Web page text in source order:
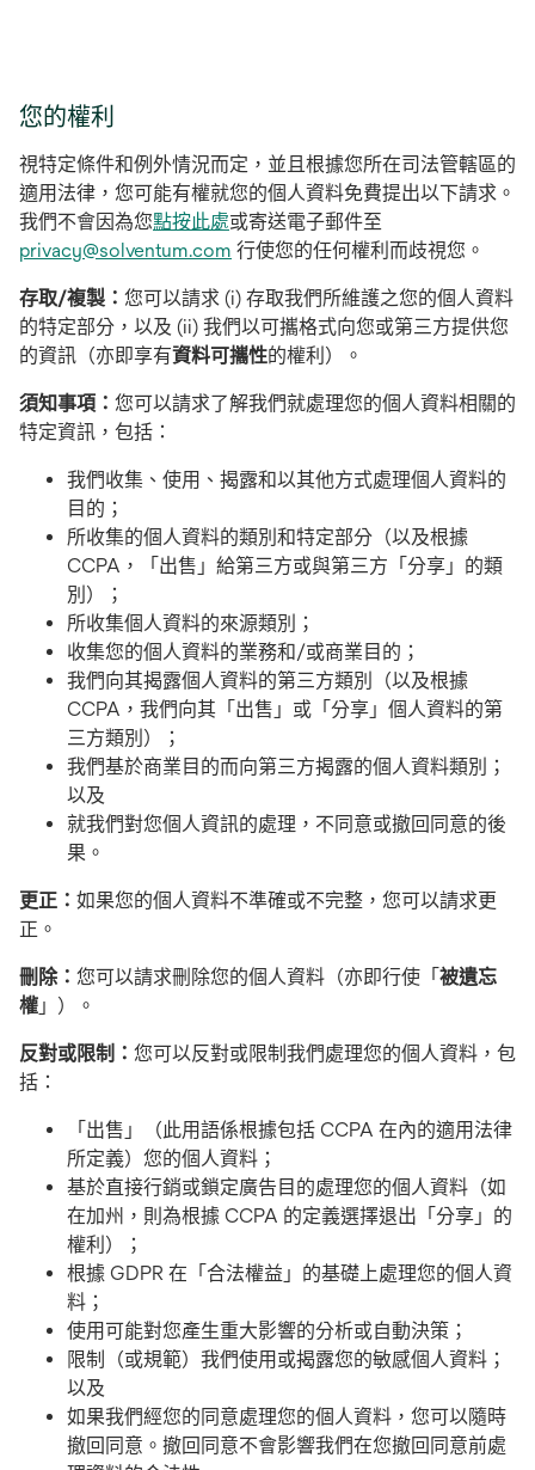
您的權利
視特定條件和例外情況而定，並且根據您所在司法管轄區的
適用法律，您可能有權就您的個人資料免費提出以下請求。
我們不會因為您點按此處或寄送電子郵件至
privacy@solventum.com 行使您的任何權利而歧視您。
存取/複製： 您可以請求 (i) 存取我們所維護之您的個人資料
的特定部分，以及 (ii) 我們以可攜格式向您或第三方提供您
的資訊（亦即享有資料可攜性的權利）。
須知事項： 您可以請求了解我們就處理您的個人資料相關的
特定資訊，包括：
我們收集、使用、揭露和以其他方式處理個人資料的
目的；
所收集的個人資料的類別和特定部分（以及根據
CCPA，「出售」給第三方或與第三方「分享」的類
別）；
所收集個人資料的來源類別；
收集您的個人資料的業務和/或商業目的；
我們向其揭露個人資料的第三方類別（以及根據
CCPA，我們向其「出售」或「分享」個人資料的第
三方類別）；
我們基於商業目的而向第三方揭露的個人資料類別；
以及
就我們對您個人資訊的處理，不同意或撤回同意的後
果。
更正： 如果您的個人資料不準確或不完整，您可以請求更
正。
刪除： 您可以請求刪除您的個人資料（亦即行使「 被遺忘
權 」）。
反對或限制： 您可以反對或限制我們處理您的個人資料，包
括：
「出售」（此用語係根據包括 CCPA 在內的適用法律
所定義）您的個人資料；
基於直接行銷或鎖定廣告目的處理您的個人資料（如
在加州，則為根據 CCPA 的定義選擇退出「分享」的
權利）；
根據 GDPR 在「合法權益」的基礎上處理您的個人資
料；
使用可能對您產生重大影響的分析或自動決策；
限制（或規範）我們使用或揭露您的敏感個人資料；
以及
如果我們經您的同意處理您的個人資料，您可以隨時
撤回同意。 撤回同意不會影響我們在您撤回同意前處